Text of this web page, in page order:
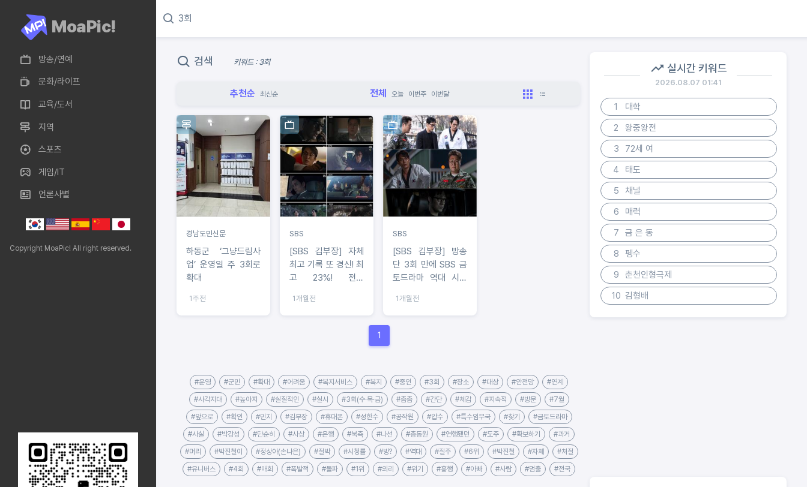
MoaPic!
방송/연예
문화/라이프
교육/도서
지역
스포츠
게임/IT
언론사별
Copyright MoaPic! All right reserved.
검색 키워드 : 3회
추천순 최신순 전체 오늘 이번주 이번달
경남도민신문
하동군 ‘그냥드림사
업’ 운영일 주 3회로
확대
1주전
SBS
[SBS 김부장] 자체
최고 기록 또 경신! 최
고 23%! 전국
20% 눈앞...2026년
미니시리즈 시청률 1
1개월전
SBS
[SBS 김부장] 방송
단 3회 만에 SBS 금
토드라마 역대 시청
최대훈-윤경호, 드디
어 완전체! 세 아빠의
1개월전
1
#운영 #군민 #확대 #어려움 #복지서비스 #복지 #중인 #3회 #장소 #대상 #안전망 #연계
#사각지대 #높아지 #실질적인 #실시 #3회(수·목·금) #촘촘 #간단 #체감 #지속적 #방문 #7월
#앞으로 #확인 #민지 #김부장 #휴대폰 #성한수 #공작원 #압수 #특수임무국 #찾기 #금토드라마
#사실 #박강성 #단순히 #사상 #은행 #북측 #나선 #총동원 #연행됐던 #도주 #확보하기 #과거
#머리 #박진철이 #정상아(손나은) #절박 #시청률 #방? #역대 #질주 #6위 #박진철 #자체 #처절
#유니버스 #4회 #매회 #폭발적 #돌파 #1위 #의리 #위기 #흥행 #아빠 #사람 #멈출 #전국
실시간 키워드
2026.08.07 01:41
1
대학
2
왕중왕전
3
72세 여
4
태도
5
채널
6
매력
7
금 은 동
8
펭수
9
춘천인형극제
10 김형배